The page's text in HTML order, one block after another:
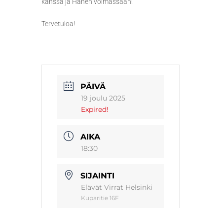
Tervetuloa!
PÄIVÄ
19 joulu 2025
Expired!
AIKA
18:30
SIJAINTI
Elävät Virrat Helsinki
Kuparitie 16F